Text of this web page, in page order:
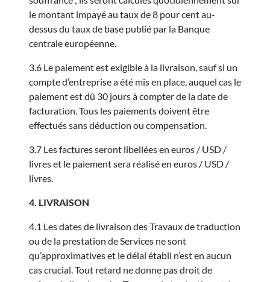
le montant impayé au taux de 8 pour cent au-
dessus du taux de base publié par la Banque
centrale européenne.
3.6 Le paiement est exigible à la livraison, sauf si un
compte d’entreprise a été mis en place, auquel cas le
paiement est dû 30 jours à compter de la date de
facturation. Tous les paiements doivent être
effectués sans déduction ou compensation.
3.7 Les factures seront libellées en euros / USD /
livres et le paiement sera réalisé en euros / USD /
livres.
4. LIVRAISON
4.1 Les dates de livraison des Travaux de traduction
ou de la prestation de Services ne sont
qu’approximatives et le délai établi n’est en aucun
cas crucial. Tout retard ne donne pas droit de